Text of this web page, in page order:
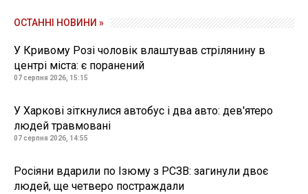
ОСТАННІ НОВИНИ »
У Кривому Розі чоловік влаштував стрілянину в
центрі міста: є поранений
07 серпня 2026, 15:15
У Харкові зіткнулися автобус і два авто: дев'ятеро
людей травмовані
07 серпня 2026, 14:55
Росіяни вдарили по Ізюму з РСЗВ: загинули двоє
людей, ще четверо постраждали